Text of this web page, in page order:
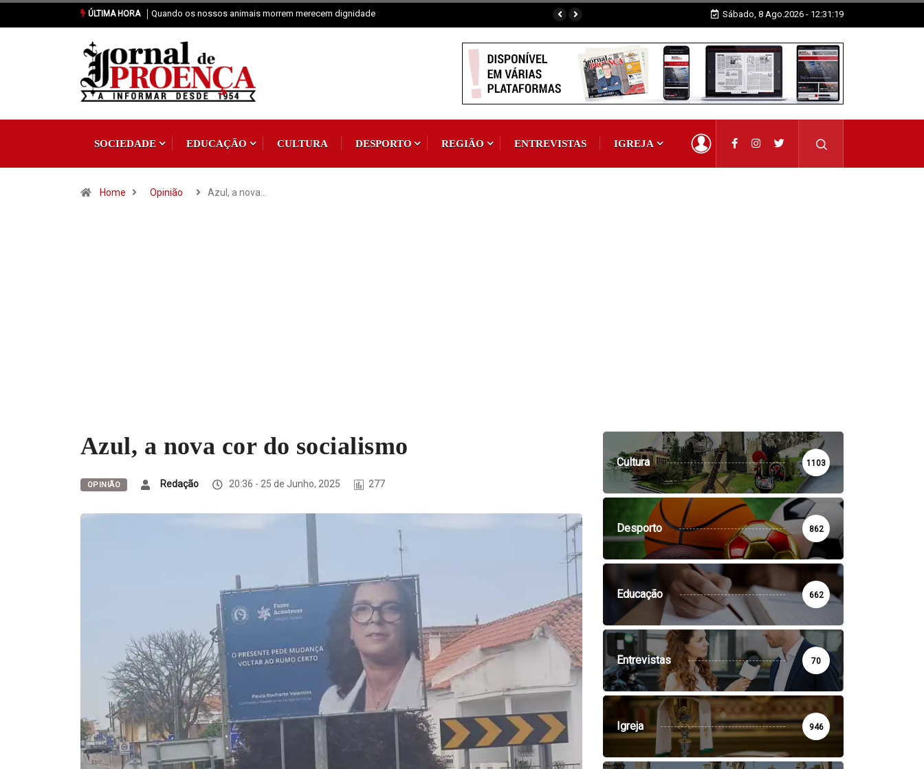
ÚLTIMA HORA Vai Acontecer XIX Domingo Tempo Comum Sábado, 8 Ago.2026 - 12:31:20
SOCIEDADE EDUCAÇÃO CULTURA DESPORTO REGIÃO ENTREVISTAS IGREJA
Home Opinião Azul, a nova…
Azul, a nova cor do socialismo
OPINIÃO Redação 20:36 - 25 de Junho, 2025 277
Cultura 1103
Desporto 862
Educação 662
Entrevistas 70
Igreja 946